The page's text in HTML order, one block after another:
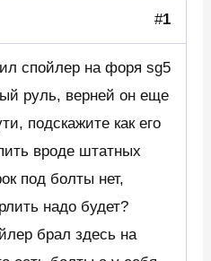
#1
спойлер на форя sg5
руль, верней он еще
подскажите как его
вроде штатных
под болты нет,
надо будет?
брал здесь на